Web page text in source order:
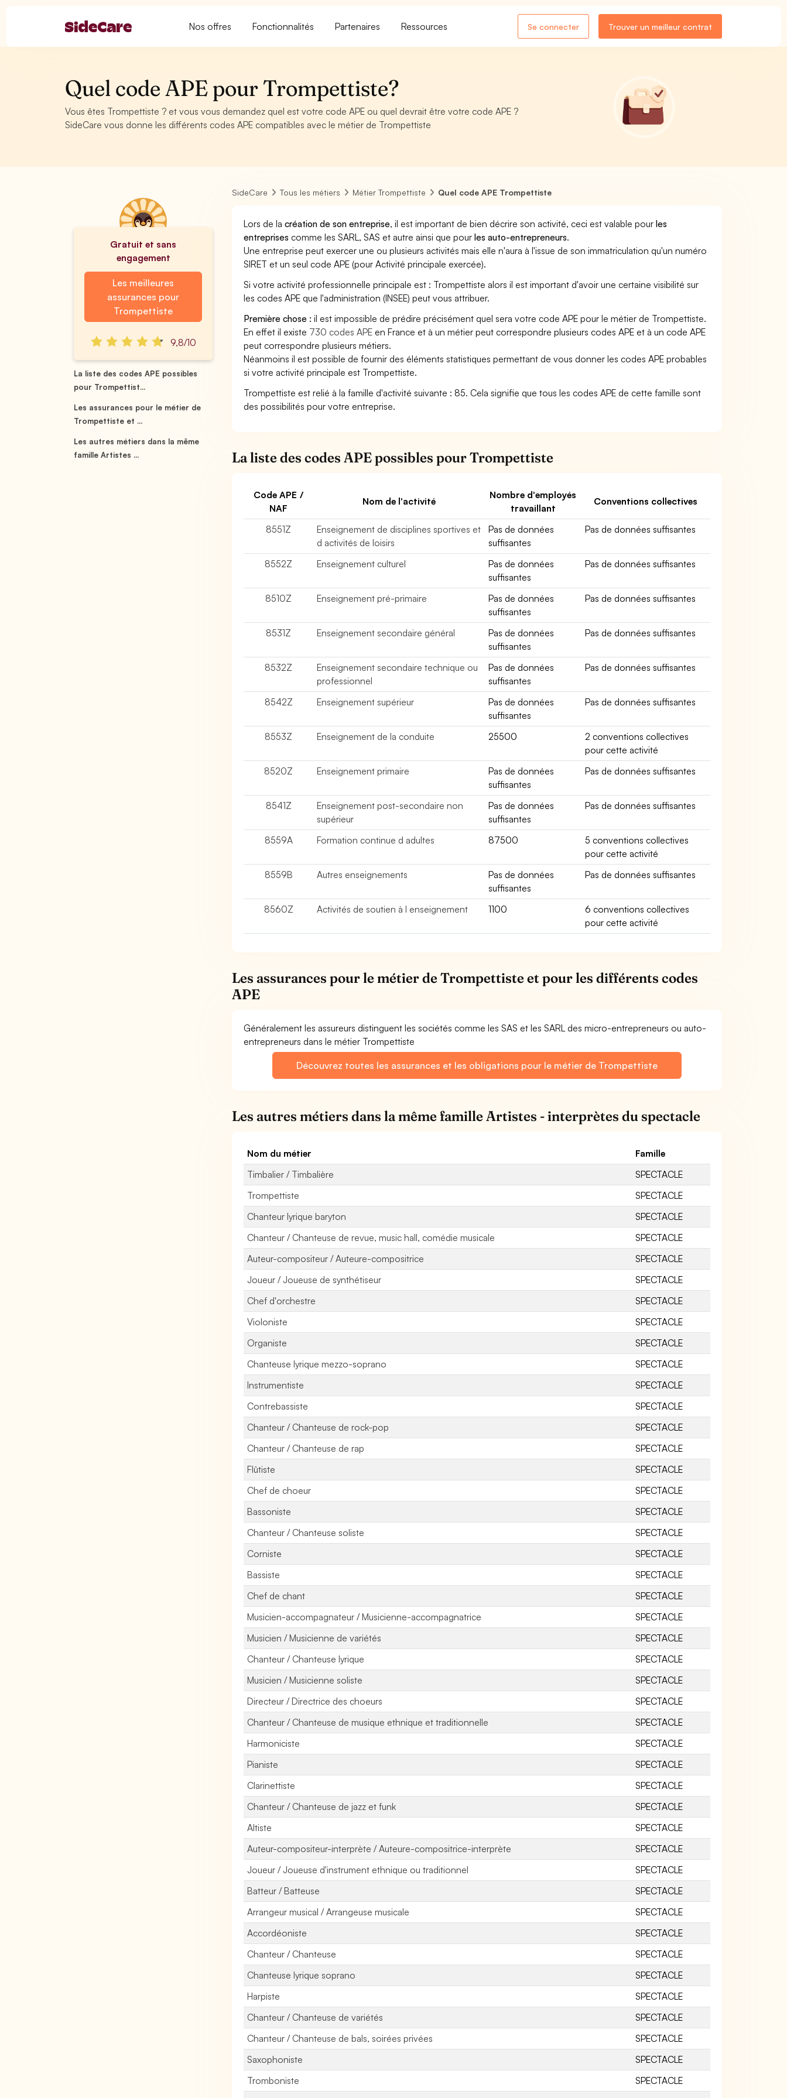
Nos offres Fonctionnalités Partenaires Ressources Se connecter Trouver un meilleur contrat
Quel code APE pour Trompettiste?
Vous êtes Trompettiste ? et vous vous demandez quel est votre code APE ou quel devrait être votre code APE ?
SideCare vous donne les différents codes APE compatibles avec le métier de Trompettiste
Gratuit et sans
engagement
Les meilleures
assurances pour
Trompettiste
9,8/10
La liste des codes APE possibles
pour Trompettist...
Les assurances pour le métier de
Trompettiste et ...
Les autres métiers dans la même
famille Artistes ...
SideCare Tous les métiers Métier Trompettiste Quel code APE Trompettiste
Lors de lacréation de son entreprise, il est important de bien décrire son activité, ceci est valable pourles
entreprises comme les SARL, SAS et autre ainsi que pourles auto-entrepreneurs.
Une entreprise peut exercer une ou plusieurs activités mais elle n'aura à l'issue de son immatriculation qu'un numéro
SIRET et un seul code APE (pour Activité principale exercée).
Si votre activité professionnelle principale est : Trompettiste alors il est important d'avoir une certaine visibilité sur
les codes APE que l'administration (INSEE) peut vous attribuer.
Première chose : il est impossible de prédire précisément quel sera votre code APE pour le métier de Trompettiste.
En effet il existe 730 codes APE en France et à un métier peut correspondre plusieurs codes APE et à un code APE
peut correspondre plusieurs métiers.
Néanmoins il est possible de fournir des éléments statistiques permettant de vous donner les codes APE probables
si votre activité principale est Trompettiste.
Trompettiste est relié à la famille d'activité suivante : 85. Cela signifie que tous les codes APE de cette famille sont
des possibilités pour votre entreprise.
La liste des codes APE possibles pour Trompettiste
Code APE /
NAF
Nom de l'activité
Nombre d'employés
travaillant
Conventions collectives
8551Z
Enseignement de disciplines sportives et
d activités de loisirs
Pas de données
suffisantes
Pas de données suffisantes
8552Z Enseignement culturel
Pas de données
suffisantes
Pas de données suffisantes
8510Z Enseignement pré-primaire
Pas de données
suffisantes
Pas de données suffisantes
8531Z Enseignement secondaire général
Pas de données
suffisantes
Pas de données suffisantes
8532Z
Enseignement secondaire technique ou
professionnel
Pas de données
suffisantes
Pas de données suffisantes
8542Z Enseignement supérieur
Pas de données
suffisantes
Pas de données suffisantes
8553Z Enseignement de la conduite 25500
2 conventions collectives
pour cette activité
8520Z
Enseignement primaire
Pas de données
suffisantes
Pas de données suffisantes
8541Z
Enseignement post-secondaire non
supérieur
Pas de données
suffisantes
Pas de données suffisantes
8559A Formation continue d adultes 87500
5 conventions collectives
pour cette activité
8559B
Autres enseignements
Pas de données
suffisantes
Pas de données suffisantes
8560Z Activités de soutien à l enseignement 1100
6 conventions collectives
pour cette activité
Les assurances pour le métier de Trompettiste et pour les différents codes
APE
Généralement les assureurs distinguent les sociétés comme les SAS et les SARL des micro-entrepreneurs ou auto-
entrepreneurs dans le métier Trompettiste
Découvrez toutes les assurances et les obligations pour le métier de Trompettiste
Les autres métiers dans la même famille Artistes - interprètes du spectacle
Nom du métier
Famille
Timbalier / Timbalière
SPECTACLE
Trompettiste
SPECTACLE
Chanteur lyrique baryton
SPECTACLE
Chanteur / Chanteuse de revue, music hall, comédie musicale
SPECTACLE
Auteur-compositeur / Auteure-compositrice
SPECTACLE
Joueur / Joueuse de synthétiseur
SPECTACLE
Chef d'orchestre
SPECTACLE
Violoniste
SPECTACLE
Organiste
SPECTACLE
Chanteuse lyrique mezzo-soprano
SPECTACLE
Instrumentiste
SPECTACLE
Contrebassiste
SPECTACLE
Chanteur / Chanteuse de rock-pop
SPECTACLE
Chanteur / Chanteuse de rap
SPECTACLE
Flûtiste
SPECTACLE
Chef de choeur
SPECTACLE
Bassoniste
SPECTACLE
Chanteur / Chanteuse soliste
SPECTACLE
Corniste
SPECTACLE
Bassiste
SPECTACLE
Chef de chant
SPECTACLE
Musicien-accompagnateur / Musicienne-accompagnatrice
SPECTACLE
Musicien / Musicienne de variétés
SPECTACLE
Chanteur / Chanteuse lyrique
SPECTACLE
Musicien / Musicienne soliste
SPECTACLE
Directeur / Directrice des choeurs
SPECTACLE
Chanteur / Chanteuse de musique ethnique et traditionnelle
SPECTACLE
Harmoniciste
SPECTACLE
Pianiste
SPECTACLE
Clarinettiste
SPECTACLE
Chanteur / Chanteuse de jazz et funk
SPECTACLE
Altiste
SPECTACLE
Auteur-compositeur-interprète / Auteure-compositrice-interprète
SPECTACLE
Joueur / Joueuse d'instrument ethnique ou traditionnel
SPECTACLE
Batteur / Batteuse
SPECTACLE
Arrangeur musical / Arrangeuse musicale
SPECTACLE
Accordéoniste
SPECTACLE
Chanteur / Chanteuse
SPECTACLE
Chanteuse lyrique soprano
SPECTACLE
Harpiste
SPECTACLE
Chanteur / Chanteuse de variétés
SPECTACLE
Chanteur / Chanteuse de bals, soirées privées
SPECTACLE
Saxophoniste
SPECTACLE
Tromboniste
SPECTACLE